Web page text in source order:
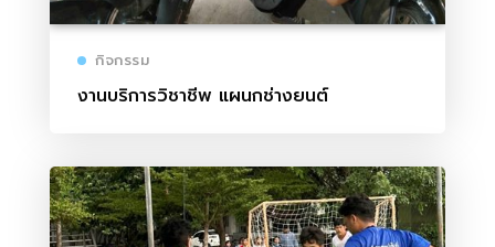
กิจกรรม
งานบริการวิชาชีพ แผนกช่างยนต์